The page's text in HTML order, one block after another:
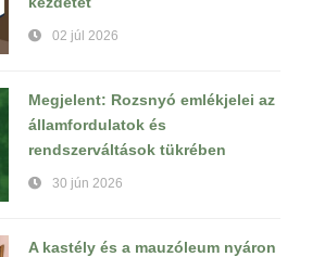
02 júl 2026
Megjelent: Rozsnyó emlékjelei az
államfordulatok és
rendszerváltások tükrében
30 jún 2026
A kastély és a mauzóleum nyáron